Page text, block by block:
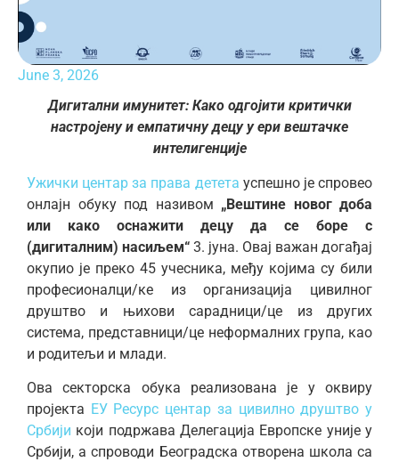
June 3, 2026
Дигитални имунитет: Како одгојити критички
настројену и емпатичну децу у ери вештачке
интелигенције
Ужички центар за права детета успешно је спровео
онлајн обуку под називом „Вештине новог доба
или како оснажити децу да се боре с
(дигиталним) насиљем“ 3. јуна. Овај важан догађај
окупио је преко 45 учесника, међу којима су били
професионалци/ке из организација цивилног
друштво и њихови сарадници/це из других
система, представници/це неформалних група, као
и родитељи и млади.
Ова секторска обука реализована је у оквиру
пројекта ЕУ Ресурс центар за цивилно друштво у
Србији који подржава Делегација Европске уније у
Србији, а спроводи Београдска отворена школа са